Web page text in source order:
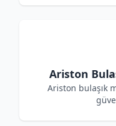
Ariston
Ariston bulaşık